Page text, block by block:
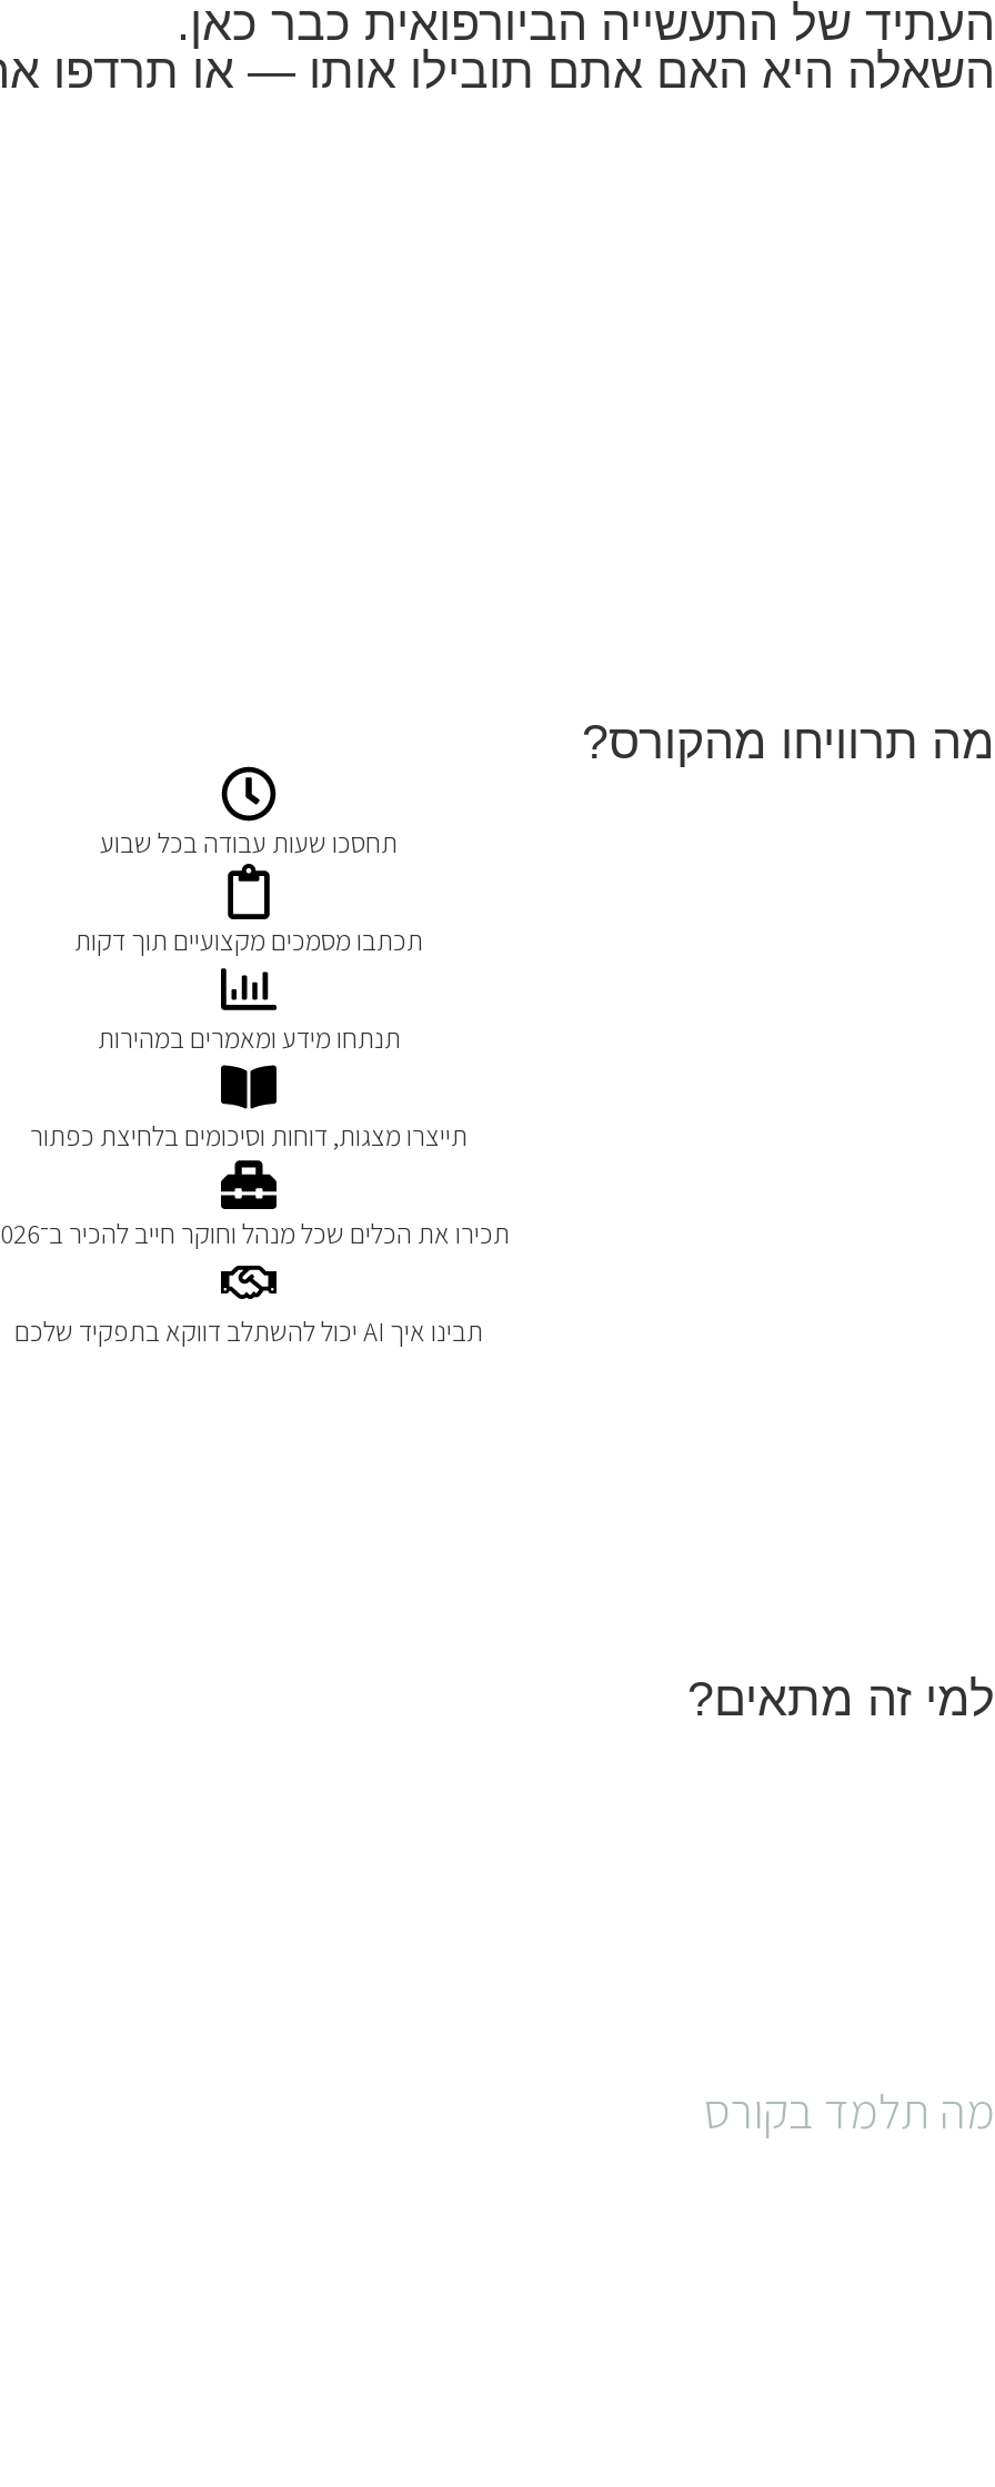
העתיד של התעשייה הביורפואית כבר כאן.
השאלה היא האם אתם תובילו אותו — או תרדפו
מה תרוויחו מהקורס?
תחסכו שעות עבודה בכל שבוע
תכתבו מסמכים מקצועיים תוך דקות
תנתחו מידע ומאמרים במהירות
תייצרו מצגות, דוחות וסיכומים בלחיצת כפתור
תכירו את הכלים שכל מנהל וחוקר חייב להכיר ב־2026
תבינו איך AI יכול להשתלב דווקא בתפקיד שלכם
למי זה מתאים?
מה תלמד בקורס